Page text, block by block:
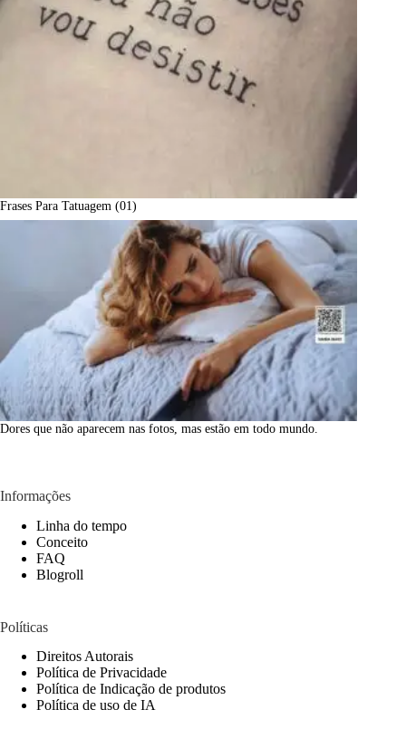
Frases Para Tatuagem (01)
Dores que não aparecem nas fotos, mas estão em todo mundo.
Informações
Linha do tempo
Conceito
FAQ
Blogroll
Políticas
Direitos Autorais
Política de Privacidade
Política de Indicação de produtos
Política de uso de IA